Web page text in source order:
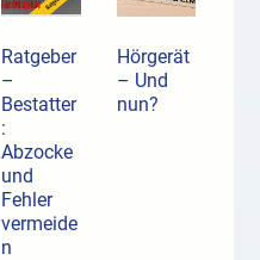
Ratgeber
–
Bestatter
:
Abzocke
und
Fehler
vermeide
n
Hörgerät
– Und
nun?